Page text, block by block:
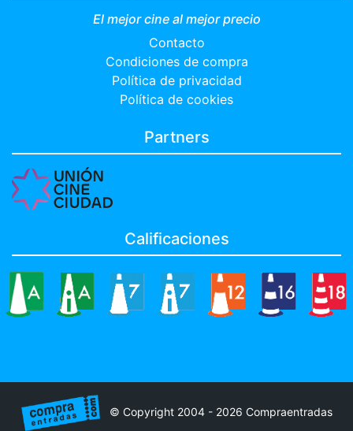
El mejor cine al mejor precio
Contacto
Condiciones de compra
Política de privacidad
Política de cookies
Partners
Calificaciones
© Copyright 2004 - 2026 Compraentradas